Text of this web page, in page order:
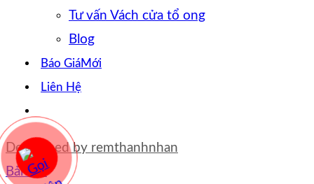
Tư vấn Vách cửa tổ ong
Blog
Báo Giá
Liên Hệ
Developed by remthanhnhan
Bản đồ